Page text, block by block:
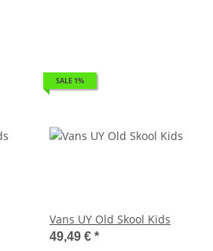
SALE 1%
Vans UY Old Skool Kids
49,49 € *